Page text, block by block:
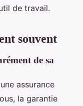
de travail.
souvent
de sa
assurance
la garantie